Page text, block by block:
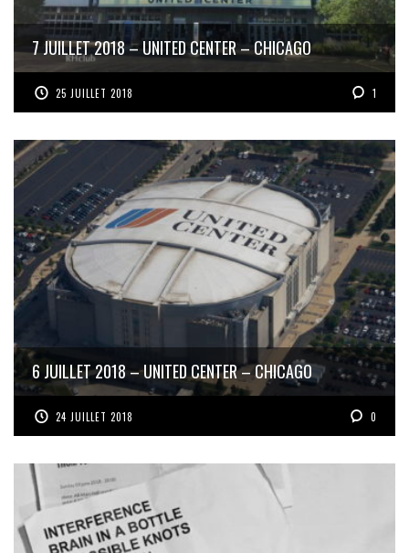
7 JUILLET 2018 – UNITED CENTER – CHICAGO
25 JUILLET 2018 1
6 JUILLET 2018 – UNITED CENTER – CHICAGO
24 JUILLET 2018 0